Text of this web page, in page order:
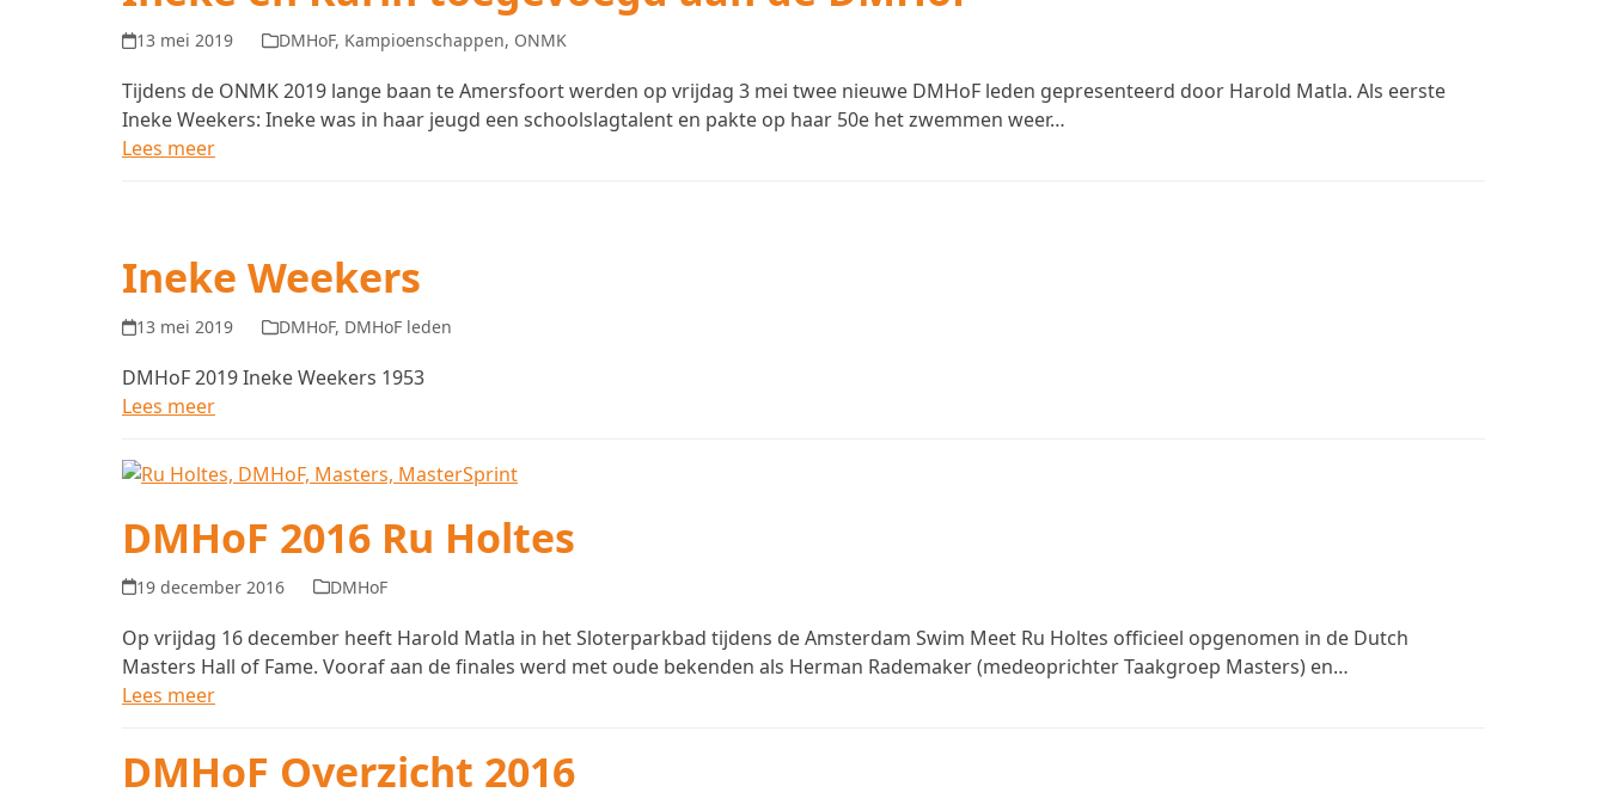
13 mei 2019 DMHoF, Kampioenschappen, ONMK
Tijdens de ONMK 2019 lange baan te Amersfoort werden op vrijdag 3 mei twee nieuwe DMHoF leden gepresenteerd door Harold Matla. Als eerste
Ineke Weekers: Ineke was in haar jeugd een schoolslagtalent en pakte op haar 50e het zwemmen weer…
Lees meer
Ineke Weekers
13 mei 2019 DMHoF, DMHoF leden
DMHoF 2019 Ineke Weekers 1953
Lees meer
DMHoF 2016 Ru Holtes
19 december 2016 DMHoF
Op vrijdag 16 december heeft Harold Matla in het Sloterparkbad tijdens de Amsterdam Swim Meet Ru Holtes officieel opgenomen in de Dutch
Masters Hall of Fame. Vooraf aan de finales werd met oude bekenden als Herman Rademaker (medeoprichter Taakgroep Masters) en…
Lees meer
DMHoF Overzicht 2016